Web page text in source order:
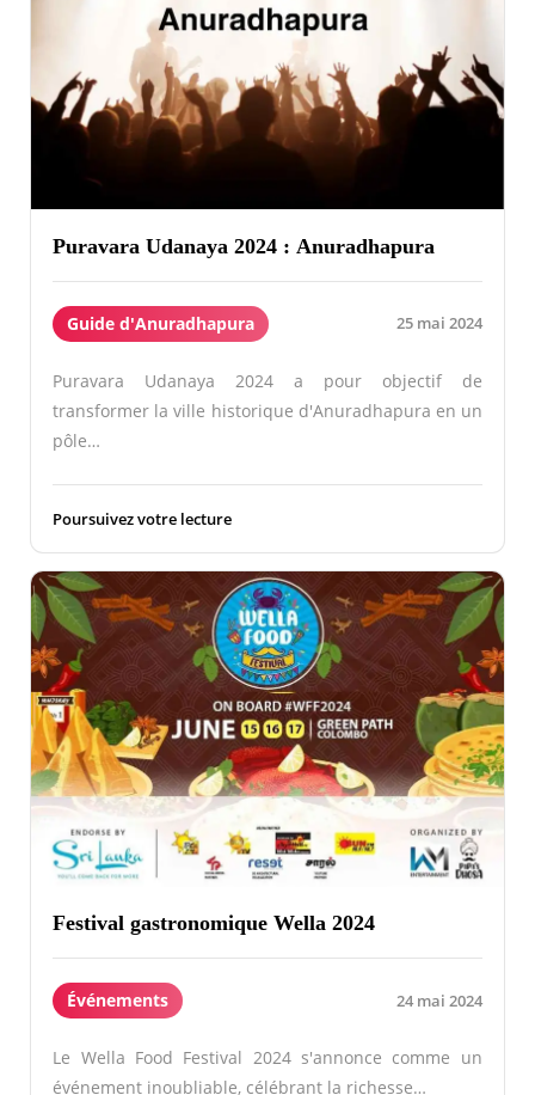
Puravara Udanaya 2024 : Anuradhapura
Guide d'Anuradhapura 25 mai 2024
Puravara Udanaya 2024 a pour objectif de
transformer la ville historique d'Anuradhapura en un
pôle…
Poursuivez votre lecture
Festival gastronomique Wella 2024
Événements 24 mai 2024
Le Wella Food Festival 2024 s'annonce comme un
événement inoubliable, célébrant la richesse…